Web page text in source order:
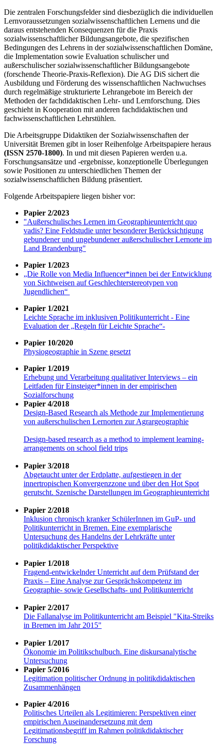
Die zentralen Forschungsfelder sind diesbezüglich die individuellen
Lernvoraussetzungen sozialwissenschaftlichen Lernens und die
daraus entstehenden Konsequenzen für die Praxis
sozialwissenschaftlicher Bildungsangebote, die spezifischen
Bedingungen des Lehrens in der sozialwissenschaftlichen Domäne,
die Implementation sowie Evaluation schulischer und
außerschulischer sozialwissenschaftlicher Bildungsangebote
(forschende Theorie-Praxis-Reflexion). Die AG DiS sichert die
Ausbildung und Förderung des wissenschaftlichen Nachwuchses
durch regelmäßige strukturierte Lehrangebote im Bereich der
Methoden der fachdidaktischen Lehr- und Lernforschung. Dies
geschieht in Kooperation mit anderen fachdidaktischen und
fachwissenschaftlichen Lehrstühlen.
Die Arbeitsgruppe Didaktiken der Sozialwissenschaften der
Universität Bremen gibt in loser Reihenfolge Arbeitspapiere heraus
(ISSN 2570-1800). In und mit diesen Papieren werden u.a.
Forschungsansätze und -ergebnisse, konzeptionelle Überlegungen
sowie Positionen zu unterschiedlichen Themen der
sozialwissenschaftlichen Bildung präsentiert.
Folgende Arbeitspapiere liegen bisher vor:
Papier 2/2023
"Außerschulisches Lernen im Geographieunterricht quo
vadis? Eine Feldstudie unter besonderer Berücksichtigung
gebundener und ungebundener außerschulischer Lernorte im
Land Brandenburg"
Papier 1/2023
„Die Rolle von Media Influencer*innen bei der Entwicklung
von Sichtweisen auf Geschlechterstereotypen von
Jugendlichen“
Papier 1/2021
Leichte Sprache im inklusiven Politikunterricht - Eine
Evaluation der „Regeln für Leichte Sprache“-
Papier 10/2020
Physiogeographie in Szene gesetzt
Papier 1/2019
Erhebung und Verarbeitung qualitativer Interviews – ein
Leitfaden für Einsteiger*innen in der empirischen
Sozialforschung
Papier 4/2018
Design-Based Research als Methode zur Implementierung
von außerschulischen Lernorten zur Agrargeographie
Design-based research as a method to implement learning-
arrangements on school field trips
Papier 3/2018
Abgetaucht unter der Erdplatte, aufgestiegen in der
innertropischen Konvergenzzone und über den Hot Spot
gerutscht. Szenische Darstellungen im Geographieunterricht
Papier 2/2018
Inklusion chronisch kranker SchülerInnen im GuP- und
Politikunterricht in Bremen. Eine exemplarische
Untersuchung des Handelns der Lehrkräfte unter
politikdidaktischer Perspektive
Papier 1/2018
Fragend-entwickelnder Unterricht auf dem Prüfstand der
Praxis – Eine Analyse zur Gesprächskompetenz im
Geographie- sowie Gesellschafts- und Politikunterricht
Papier 2/2017
Die Fallanalyse im Politikunterricht am Beispiel "Kita-Streiks
in Bremen im Jahr 2015"
Papier 1/2017
Ökonomie im Politikschulbuch. Eine diskursanalytische
Untersuchung
Papier 5/2016
Legitimation politischer Ordnung in politikdidaktischen
Zusammenhängen
Papier 4/2016
Politisches Urteilen als Legitimieren: Perspektiven einer
empirischen Auseinandersetzung mit dem
Legitimationsbegriff im Rahmen politikdidaktischer
Forschung